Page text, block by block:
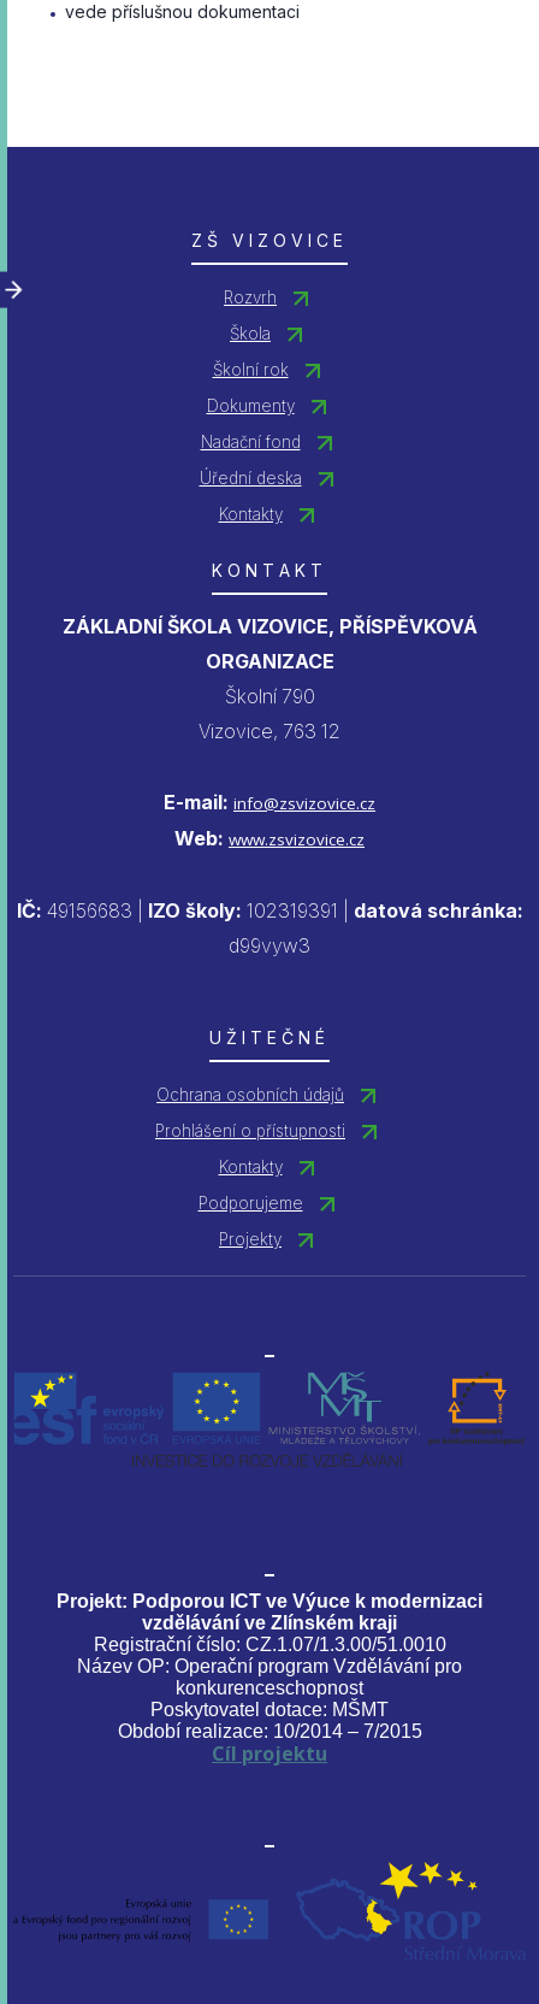
vede příslušnou dokumentaci
ZŠ VIZOVICE
Rozvrh
Škola
Školní rok
Dokumenty
Nadační fond
Úřední deska
Kontakty
KONTAKT
ZÁKLADNÍ ŠKOLA VIZOVICE, PŘÍSPĚVKOVÁ
ORGANIZACE
Školní 790
Vizovice, 763 12
E-mail: info@zsvizovice.cz
Web: www.zsvizovice.cz
IČ: 49156683 | IZO školy: 102319391 | datová schránka:
d99vyw3
UŽITEČNÉ
Ochrana osobních údajů
Prohlášení o přístupnosti
Kontakty
Podporujeme
Projekty
Projekt: Podporou ICT ve Výuce k modernizaci
vzdělávání ve Zlínském kraji
Registrační číslo: CZ.1.07/1.3.00/51.0010
Název OP: Operační program Vzdělávání pro
konkurenceschopnost
Poskytovatel dotace: MŠMT
Období realizace: 10/2014 – 7/2015
Cíl projektu